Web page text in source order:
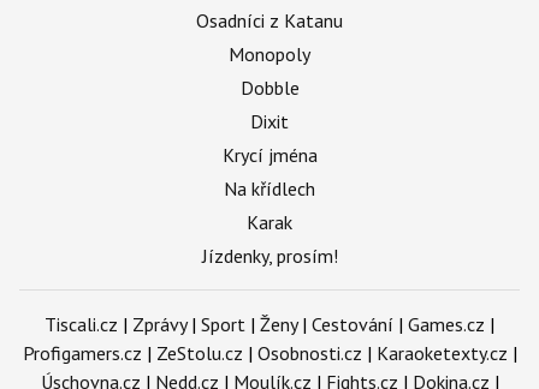
Osadníci z Katanu
Monopoly
Dobble
Dixit
Krycí jména
Na křídlech
Karak
Jízdenky, prosím!
Tiscali.cz | Zprávy| Sport | Ženy| Cestování | Games.cz |
Profigamers.cz | ZeStolu.cz | Osobnosti.cz | Karaoketexty.cz |
Úschovna.cz | Nedd.cz | Moulík.cz | Fights.cz | Dokina.cz |